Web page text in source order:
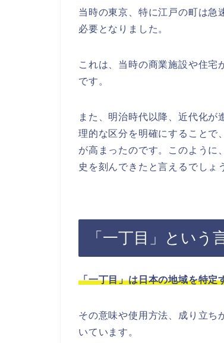
当時の東京、特に江戸の町は急
必要となりました。
これは、当時の商業施設や住宅
です。
また、明治時代以降、近代化
理的な区分を明確にすることで
が高まったのです。このよう
史を刻んできたと言えるでしょ
「一丁目」という
「一丁目」は日本の地域を特定
その意味や使用方法、成り立ち
いています。